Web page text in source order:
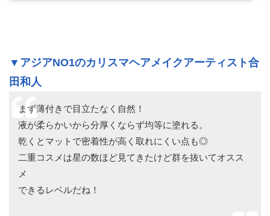
▼アジアNO1のカリスマヘアメイクアーティスト合
田和人
まず薄付きで目立たなく自然！
液が柔らかいから分厚くならず均等に塗れる。
乾くとマットで密着性が高く取れにくい点も◎
二重コスメは星の数ほど見てきたけど群を抜いてオスス
メ
できるレベルだね！